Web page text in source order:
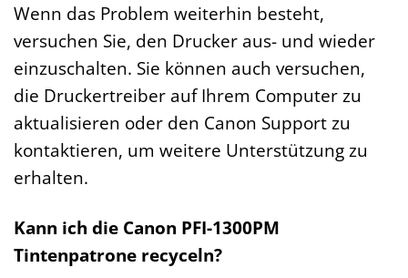
Wenn das Problem weiterhin besteht,
versuchen Sie, den Drucker aus- und wieder
einzuschalten. Sie können auch versuchen,
die Druckertreiber auf Ihrem Computer zu
aktualisieren oder den Canon Support zu
kontaktieren, um weitere Unterstützung zu
erhalten.
Kann ich die Canon PFI-1300PM
Tintenpatrone recyceln?